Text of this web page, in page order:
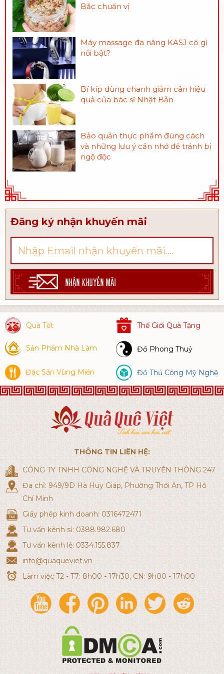
Bắc chuẩn vị
Máy massage đa năng KASJ có gì
nổi bật?
Bí kíp dùng chanh giảm cân hiệu
quả của bác sĩ Nhật Bản
Bảo quản thực phẩm đúng cách
và những lưu ý cần nhớ để tránh bị
ngộ độc
Đăng ký nhận khuyến mãi
NHẬN KHUYẾN MÃI
Quà Tết Thế Giới Quà Tặng
Sản Phẩm Nhà Làm Đồ Phong Thuỷ
Đặc Sản Vùng Miền Đồ Thủ Công Mỹ Nghệ
THÔNG TIN LIÊN HỆ:
CÔNG TY TNHH CÔNG NGHỆ VÀ TRUYỀN THÔNG 247
Đa chỉ: 949/9D Hà Huy Giáp, Phường Thới An, TP Hồ
Chí Minh
Giấy phép kinh doanh: 0316472471
Tư vấn kênh sỉ: 0388.982.680
Tư vấn kênh lẻ: 0334.155.837
info@quaqueviet.vn
Làm việc T2 - T7: 8h00 - 17h30, CN: 9h00 - 17h00